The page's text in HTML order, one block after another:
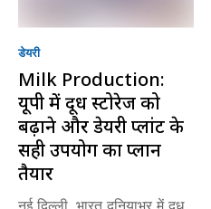
डेयरी
Milk Production:
यूपी में दूध स्टोरेज को
बढ़ाने और डेयरी प्लांट के
सही उपयोग का प्लान
तैयार
नई दिल्ली. भारत दुनियाभर में दूध